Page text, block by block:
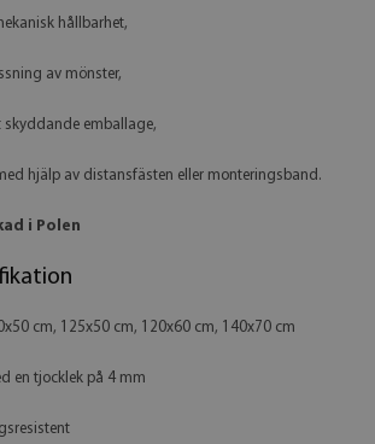
hållbarhet,
av mönster,
skyddande emballage,
hjälp av distansfästen eller monteringsband.
i Polen
cm, 125x50 cm, 120x60 cm, 140x70 cm
en tjocklek på 4 mm